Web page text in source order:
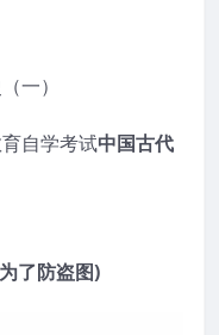
一）
自学考试中国古代
了防盗图)